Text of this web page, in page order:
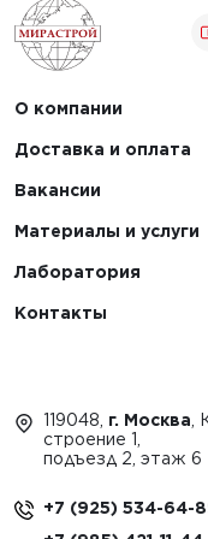
О компании
Доставка и оплата
Вакансии
Материалы и услуги
Лаборатория
Контакты
119048, г. Москва
строение 1,
подъезд 2, этаж 6
+7 (925) 534-64-